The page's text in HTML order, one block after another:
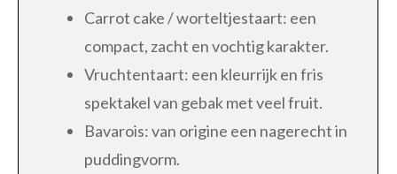
Carrot cake / worteltjestaart: een
compact, zacht en vochtig karakter.
Vruchtentaart: een kleurrijk en fris
spektakel van gebak met veel fruit.
Bavarois: van origine een nagerecht in
puddingvorm.